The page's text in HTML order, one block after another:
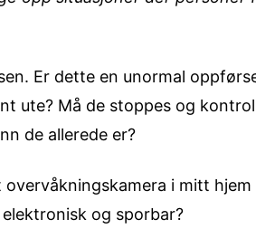
Er dette en unormal
ute? Må de stoppes og
de allerede er?
i mitt
og sporbar?